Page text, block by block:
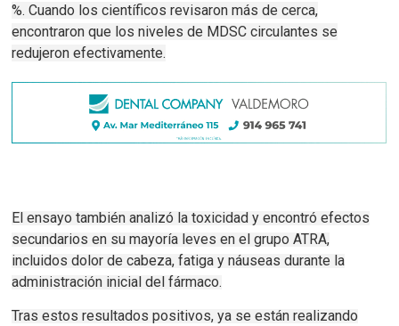
%.Cuando los científicos revisaron más de cerca,
encontraron que los niveles de MDSC circulantes se
redujeron efectivamente.
El ensayo también analizó la toxicidad y encontró efectos
secundarios en su mayoría leves en el grupo ATRA,
incluidos dolor de cabeza, fatiga y náuseas durante la
administración inicial del fármaco.
Tras estos resultados positivos, ya se están realizando